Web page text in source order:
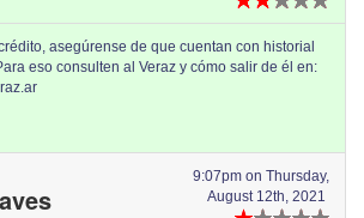
asegúrense de que cuentan con historial
eso consulten al Veraz y cómo salir de él en:
9:07pm on Thursday,
August 12th, 2021